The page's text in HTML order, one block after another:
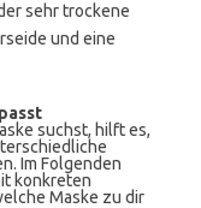
sehr trockene
und eine
suchst, hilft es,
Im Folgenden
konkreten
Maske zu dir